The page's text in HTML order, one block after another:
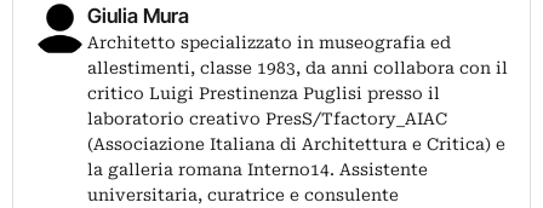
Giulia Mura
Architetto specializzato in museografia ed
allestimenti, classe 1983, da anni collabora con il
critico Luigi Prestinenza Puglisi presso il
laboratorio creativo PresS/Tfactory_AIAC
(Associazione Italiana di Architettura e Critica) e
la galleria romana Interno14. Assistente
universitaria, curatrice e consulente